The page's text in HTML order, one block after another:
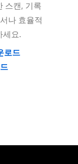
스캔, 기록
나 효율적
세요.
로드